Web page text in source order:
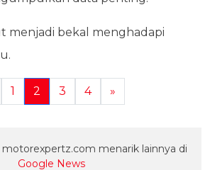
menjadi bekal menghadapi
1 2 3 4 »
menarik lainnya di
Google News